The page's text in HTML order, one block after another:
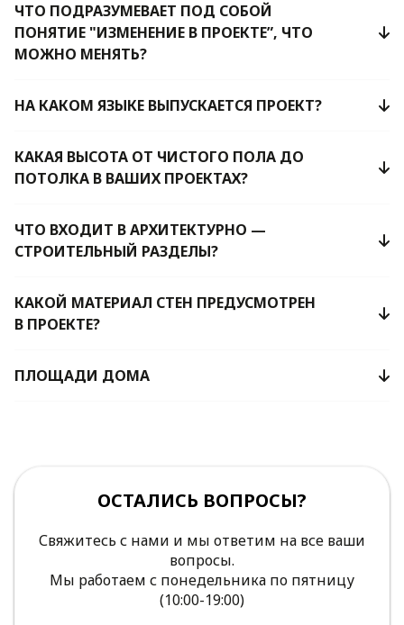
ЧТО ПОДРАЗУМЕВАЕТ ПОД СОБОЙ
ПОНЯТИЕ "ИЗМЕНЕНИЕ В ПРОЕКТЕ”, ЧТО
МОЖНО МЕНЯТЬ?
НА КАКОМ ЯЗЫКЕ ВЫПУСКАЕТСЯ ПРОЕКТ?
КАКАЯ ВЫСОТА ОТ ЧИСТОГО ПОЛА ДО
ПОТОЛКА В ВАШИХ ПРОЕКТАХ?
ЧТО ВХОДИТ В АРХИТЕКТУРНО —
СТРОИТЕЛЬНЫЙ РАЗДЕЛЫ?
КАКОЙ МАТЕРИАЛ СТЕН ПРЕДУСМОТРЕН
В ПРОЕКТЕ?
ПЛОЩАДИ ДОМА
ОСТАЛИСЬ ВОПРОСЫ?
Свяжитесь с нами и мы ответим на все ваши
вопросы.
Мы работаем с понедельника по пятницу
(10:00-19:00)